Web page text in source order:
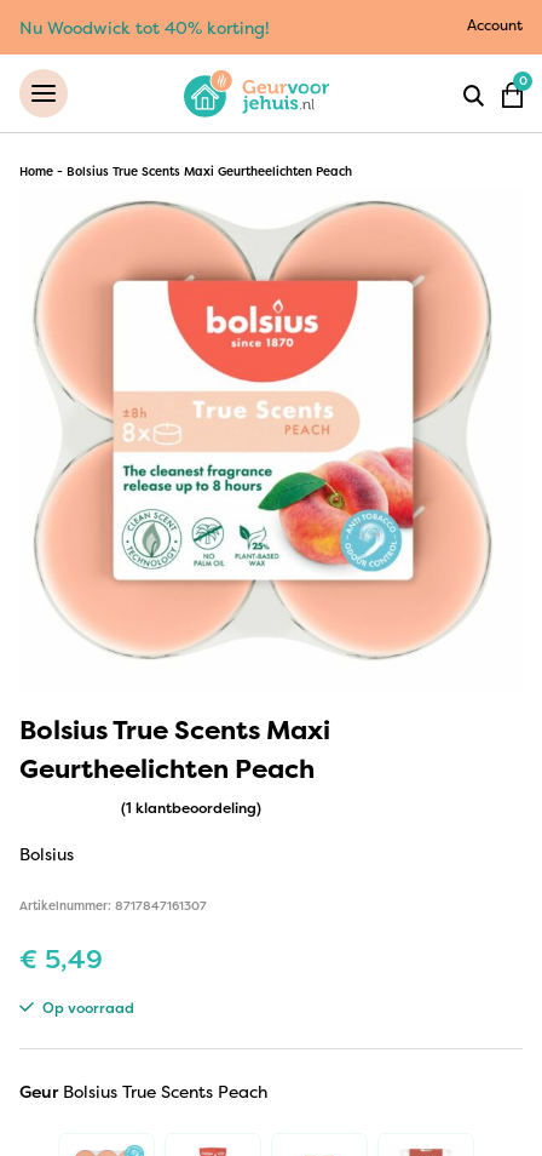
Nu Woodwick tot 40% korting! Account
0
Home - Bolsius True Scents Maxi Geurtheelichten Peach
Bolsius True Scents Maxi
Geurtheelichten Peach
(1 klantbeoordeling)
Bolsius
Artikelnummer: 8717847161307
€ 5,49
Op voorraad
Geur Bolsius True Scents Peach